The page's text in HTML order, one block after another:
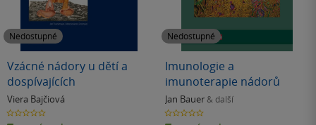
Nedostupné
Vzácné nádory u dětí a
dospívajících
Viera Bajčiová
0.0
z
Nedostupné
Imunologie a
imunoterapie nádorů
Jan Bauer & další
0.0
z